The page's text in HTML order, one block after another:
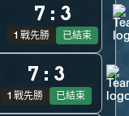
7 : 3
1 戰先勝 已結束
7 : 3
1 戰先勝 已結束